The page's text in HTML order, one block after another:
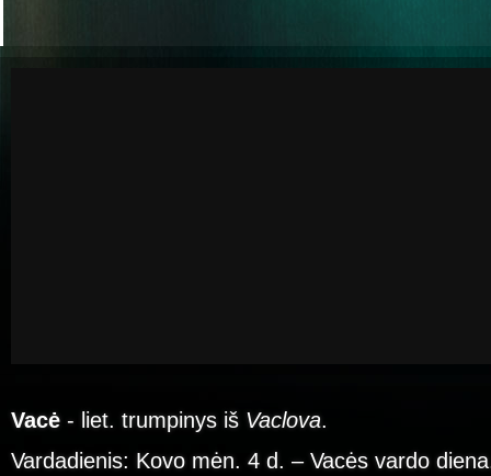
Vacė - liet. trumpinys iš Vaclova.
Vardadienis: Kovo mėn. 4 d. – Vacės vardo